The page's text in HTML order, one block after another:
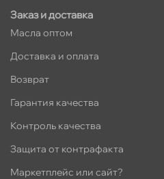
Заказ и доставка
Масла оптом
Доставка и оплата
озврат
Гарантия качества
Контроль качества
Защита от контрафакта
Маркетплейс или сайт?